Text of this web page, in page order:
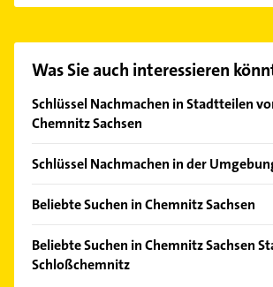
finden Sie alleKontaktdaten.
Was Sie auch interessieren
Schlüssel Nachmachen in Stadtteilen
Chemnitz Sachsen
Altendorf
Gablenz
Sonnenberg
Schlüssel Nachmachen in der
Gelenau /Erzgebirge
Eppendorf
Geyer
Beliebte Suchen in Chemnitz Sachsen
Putzfrau
Gebäudereinigung
Beliebte Suchen in Chemnitz Sachsen
Schloßchemnitz